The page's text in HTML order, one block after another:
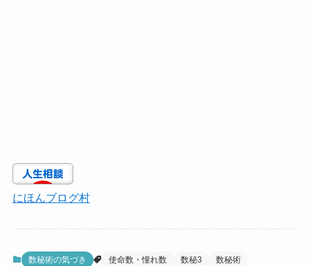
にほんブログ村
数秘術の気づき 使命数・憧れ数 数秘3 数秘術